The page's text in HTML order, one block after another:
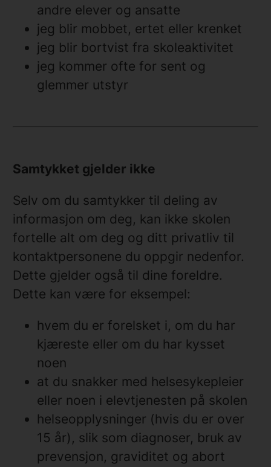
andre elever og ansatte
jeg blir mobbet, ertet eller krenket
jeg blir bortvist fra skoleaktivitet
jeg kommer ofte for sent og
glemmer utstyr
Samtykket gjelder ikke
Selv om du samtykker til deling av
informasjon om deg, kan ikke skolen
fortelle alt om deg og ditt privatliv til
kontaktpersonene du oppgir nedenfor.
Dette gjelder også til dine foreldre.
Dette kan være for eksempel:
hvem du er forelsket i, om du har
kjæreste eller om du har kysset
noen
at du snakker med helsesykepleier
eller noen i elevtjenesten på skolen
helseopplysninger (hvis du er over
15 år), slik som diagnoser, bruk av
prevensjon, graviditet og abort